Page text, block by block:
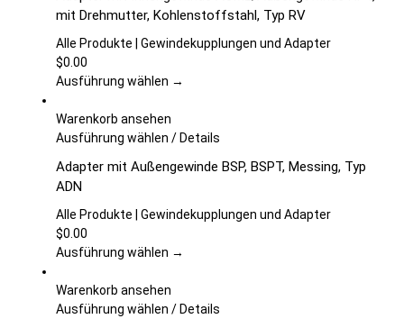
gewählt
werden
weist
mehrere
Varianten
Die
auf
Produktseite
werden
mit Drehmutter, Kohlenstoffstahl, Typ RV
Alle Produkte | Gewindekupplungen und Adapter
$0.00
Ausführung wählen →
Warenkorb ansehen
Ausführung wählen Dieses
weist
Varianten
Die
auf
/Details
Adapter mit Außengewinde BSP, BSPT, Messing, Typ
ADN
Alle Produkte | Gewindekupplungen und Adapter
$0.00
Ausführung wählen →
Warenkorb ansehen
Ausführung wählen Dieses
/Details